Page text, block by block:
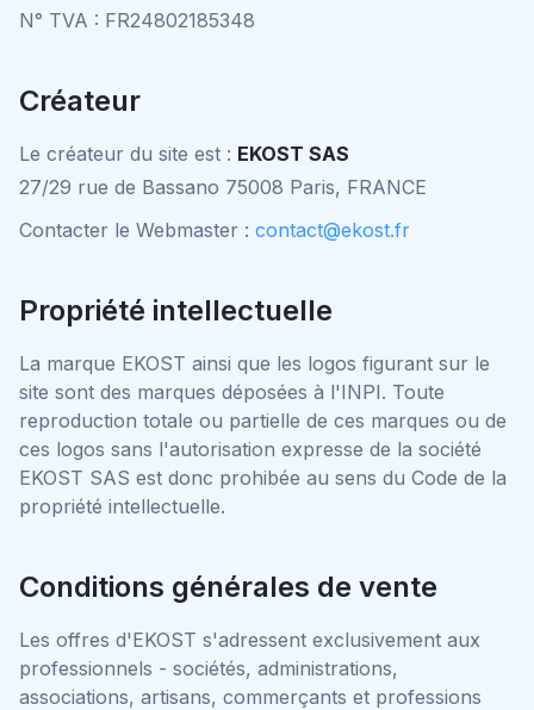
N° TVA : FR24802185348
Créateur
Le créateur du site est : EKOST SAS
27/29 rue de Bassano 75008 Paris, FRANCE
Contacter le Webmaster : contact@ekost.fr
Propriété intellectuelle
La marque EKOST ainsi que les logos figurant sur le
site sont des marques déposées à l'INPI. Toute
reproduction totale ou partielle de ces marques ou de
ces logos sans l'autorisation expresse de la société
EKOST SAS est donc prohibée au sens du Code de la
propriété intellectuelle.
Conditions générales de vente
Les offres d'EKOST s'adressent exclusivement aux
professionnels - sociétés, administrations,
associations, artisans, commerçants et professions